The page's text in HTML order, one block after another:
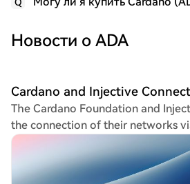
Новости о ADA
Cardano and Injective
The Cardano Foundation and
the connection of their networks
Blockchain Communication (IBC)
integration, currently operational
Preprod testnet and the Injective